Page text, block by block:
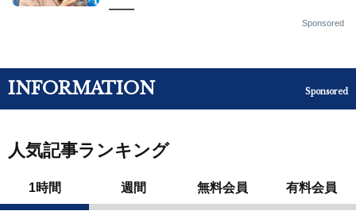
——
Sponsored
INFORMATION Sponsored
人気記事ランキング
1時間 週間 無料会員 有料会員